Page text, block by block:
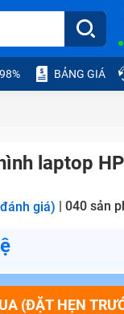
BẢNG GIÁ
laptop
giá) | 040 sản
(ĐẶT HẸN